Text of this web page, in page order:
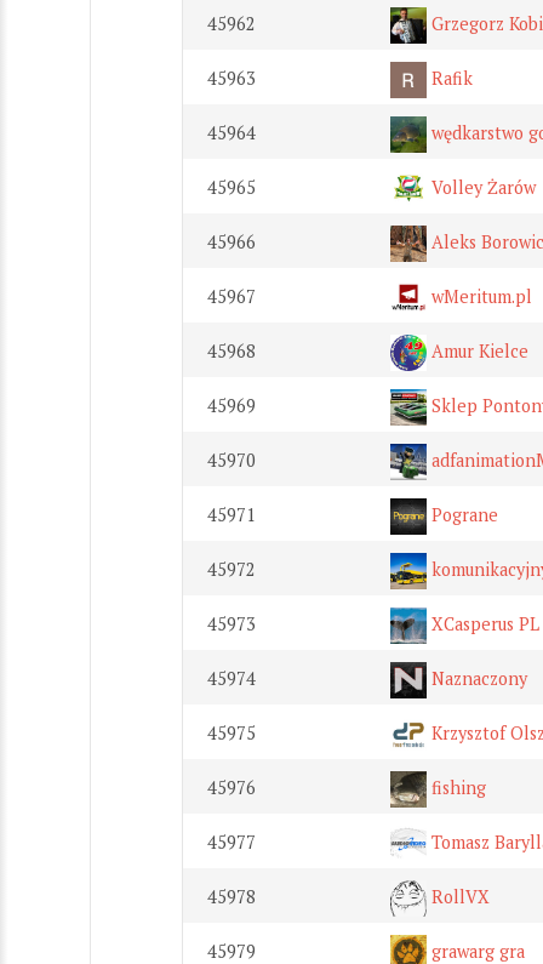
45962 Grzegorz
45963 Rafik
45964 wędkarstwo
45965 Volley Żarów
45966 Aleks
45967 wMeritum.pl
45968 Amur Kielce
45969 Sklep
45970
45971 Pograne
45972
45973 XCasperus PL
45974 Naznaczony
45975 Krzysztof
45976 fishing
45977 Tomasz
45978 RollVX
45979 grawarg gra